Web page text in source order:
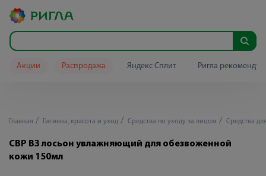
Акции Распродажа Яндекс Сплит Ригла
Главная Гигиена, красота и уход Средства по уходу за лицом Средства
СВР В3 лосьон увлажняющий для обезвоженной
кожи 150мл